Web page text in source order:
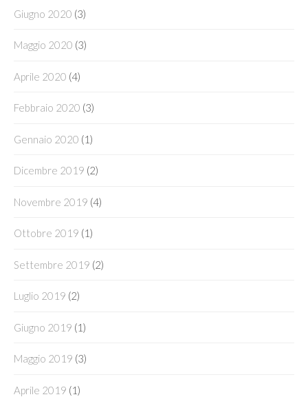
Giugno 2020 (3)
Maggio 2020 (3)
Aprile 2020 (4)
Febbraio 2020 (3)
Gennaio 2020 (1)
Dicembre 2019 (2)
Novembre 2019 (4)
Ottobre 2019 (1)
Settembre 2019 (2)
Luglio 2019 (2)
Giugno 2019 (1)
Maggio 2019 (3)
Aprile 2019 (1)